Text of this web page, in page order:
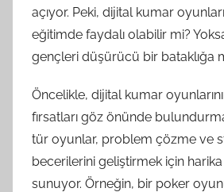
açıyor. Peki, dijital kumar
eğitimde faydalı olabilir mi?
gençleri düşürücü bir bataklığa
Öncelikle, dijital kumar
fırsatları göz önünde
tür oyunlar, problem çözme ve
becerilerini geliştirmek için
sunuyor. Örneğin, bir poker